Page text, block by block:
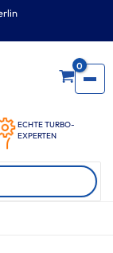
ECHTE TURBO-
EXPERTEN
0